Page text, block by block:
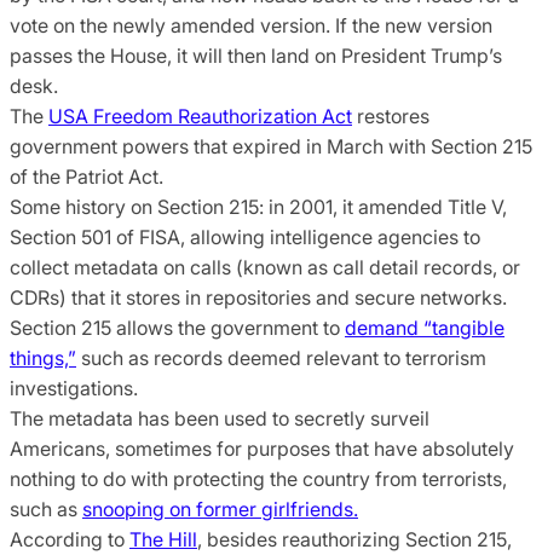
vote on the newly amended version. If the new version
passes the House, it will then land on President Trump’s
desk.
The USA Freedom Reauthorization Act restores
government powers that expired in March with Section 215
of the Patriot Act.
Some history on Section 215: in 2001, it amended Title V,
Section 501 of FISA, allowing intelligence agencies to
collect metadata on calls (known as call detail records, or
CDRs) that it stores in repositories and secure networks.
Section 215 allows the government to demand “tangible
things,” such as records deemed relevant to terrorism
investigations.
The metadata has been used to secretly surveil
Americans, sometimes for purposes that have absolutely
nothing to do with protecting the country from terrorists,
such as snooping on former girlfriends.
According to The Hill, besides reauthorizing Section 215,